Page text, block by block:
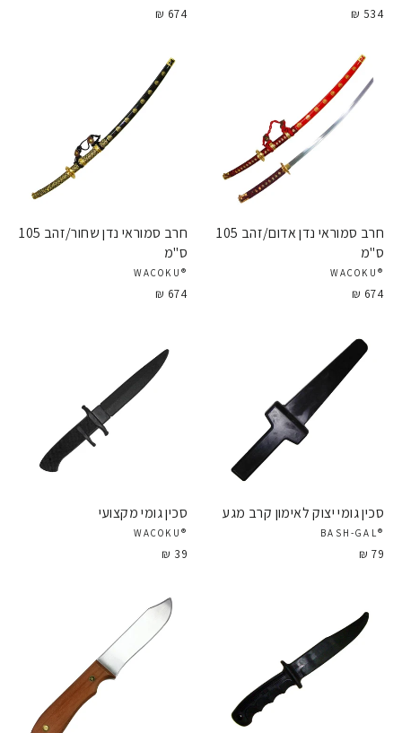
534 ₪
674 ₪
חרב סמוראי נדן אדום/זהב 105
ס"מ
®WACOKU
674 ₪
חרב סמוראי נדן שחור/זהב 105
ס"מ
®WACOKU
674 ₪
סכין גומי יצוק לאימון קרב מגע
®BASH-GAL
79 ₪
סכין גומי מקצועי
®WACOKU
39 ₪